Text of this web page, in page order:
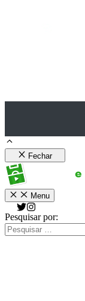
Fechar
Menu
Pesquisar por: